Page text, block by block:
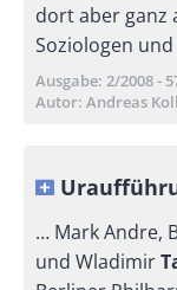
dort aber ganz
Soziologen
Ausgabe 2/2008 -
Autor Andreas
… Mark Andre,
und Wladimir